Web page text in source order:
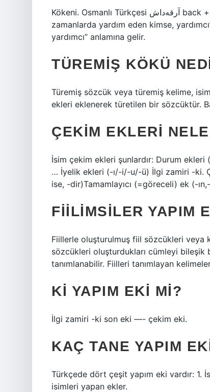
Kökeni. Osmanlı Türkçesi آرقه‌داش‎ back + -stone, back, back kelimesinden alınmıştır; “Zor
zamanlarda yardım eden kimse,
yardımcı” anlamına gelir.
TÜREMIŞ KÖKÜ
Türemiş sözcük veya türemiş kelime,
ekleri eklenerek türetilen bir sözcüktür.
ÇEKIM EKLERI
İsim çekim ekleri şunlardır: Durum
… İyelik ekleri (-ı/-i/-u/-ü) İlgi zamiri -ki.
ise, -dir)Tamamlayıcı (=göreceli) ek (-
FIILIMSILER YAPIM
Fiillerle oluşturulmuş fiil sözcükleri veya
sözcükleri oluşturdukları cümleyi
tanımlanabilir. Fiilleri tanımlayan
KI YAPIM EKI MI?
İlgi zamiri -ki son eki —- çekim eki.
KAÇ TANE YAPIM
Türkçede dört çeşit yapım eki vardır: 1.
isimleri yapan ekler.